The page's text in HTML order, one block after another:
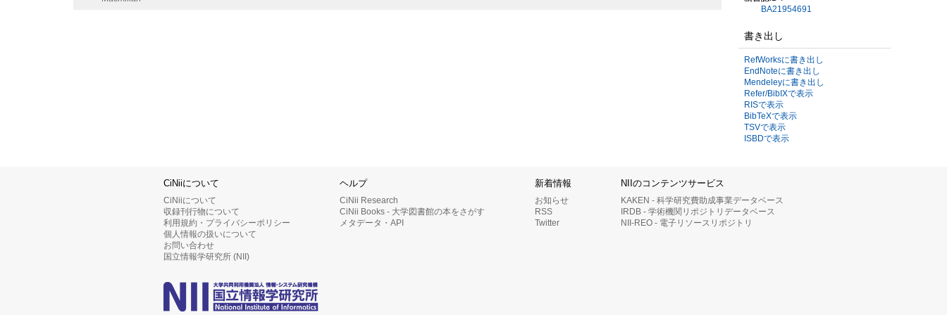
BA21954691
書き出し
RefWorksに書き出し
EndNoteに書き出し
Mendeleyに書き出し
Refer/BibIXで表示
RISで表示
BibTeXで表示
TSVで表示
ISBDで表示
CiNiiについて
CiNiiについて
収録刊行物について
利用規約・プライバシーポリシー
個人情報の扱いについて
お問い合わせ
国立情報学研究所 (NII)
ヘルプ
CiNii Research
CiNii Books - 大学図書館の本をさがす
メタデータ・API
新着情報
お知らせ
RSS
Twitter
NIIのコンテンツサービス
KAKEN - 科学研究費助成事業データベース
IRDB - 学術機関リポジトリデータベース
NII-REO - 電子リソースリポジトリ